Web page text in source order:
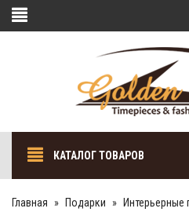
КАТАЛОГ ТОВАРОВ
Главная Подарки
Интерьерные